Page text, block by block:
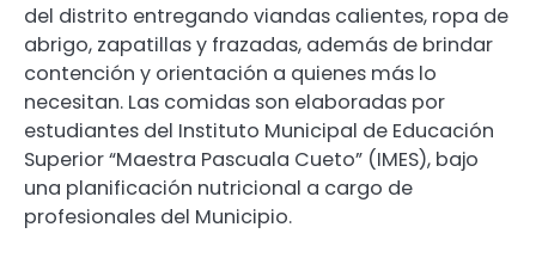
del distrito entregando viandas calientes, ropa de
abrigo, zapatillas y frazadas, además de brindar
contención y orientación a quienes más lo
necesitan. Las comidas son elaboradas por
estudiantes del Instituto Municipal de Educación
Superior “Maestra Pascuala Cueto” (IMES), bajo
una planificación nutricional a cargo de
profesionales del Municipio.